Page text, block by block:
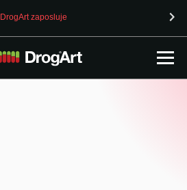
DrogArt zaposluje